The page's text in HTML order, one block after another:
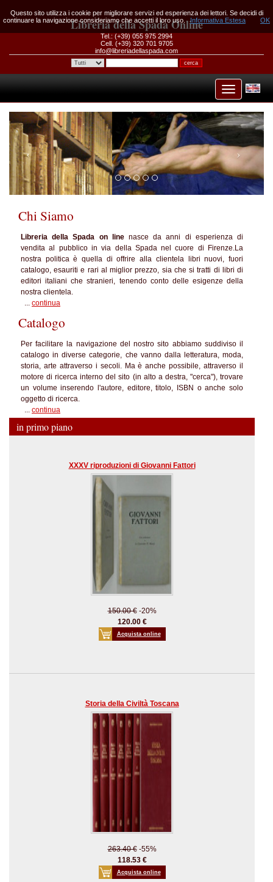
Libreria della Spada Online
Tel.: (+39) 055 975 2994
Cell. (+39) 320 701 9705
info@libreriadellaspada.com
Chi Siamo
Libreria della Spada on line nasce da anni di esperienza di
vendita al pubblico in via della Spada nel cuore di Firenze.La
nostra politica è quella di offrire alla clientela libri nuovi, fuori
catalogo, esauriti e rari al miglior prezzo, sia che si tratti di libri di
editori italiani che stranieri, tenendo conto delle esigenze della
nostra clientela.
... continua
Catalogo
Per facilitare la navigazione del nostro sito abbiamo suddiviso il
catalogo in diverse categorie, che vanno dalla letteratura, moda,
storia, arte attraverso i secoli. Ma è anche possibile, attraverso il
motore di ricerca interno del sito (in alto a destra, "cerca"), trovare
un volume inserendo l'autore, editore, titolo, ISBN o anche solo
oggetto di ricerca.
... continua
in primo piano
XXXV riproduzioni di Giovanni Fattori
150.00 €-20%
120.00 €
Acquista online
Storia della Civiltà Toscana
263.40 €-55%
118.53 €
Acquista online
Questo sito utilizza i cookie per migliorare servizi ed esperienza dei lettori. Se decidi di
continuare la navigazione consideriamo che accetti il loro uso.
Informativa Estesa OK